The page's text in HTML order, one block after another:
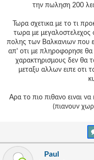
την πωληση 200
Τωρα σχετικα με το τι
τωρα με μεγαλοστελεχος
πολης των Βαλκανιων που
απ' οτι με πληροφορησε θα
χαρακτηρισμους δεν θα
μεταξυ αλλων ειπε οτι
Αρα το πιο πιθανο ειναι
(πιανουν
Paul